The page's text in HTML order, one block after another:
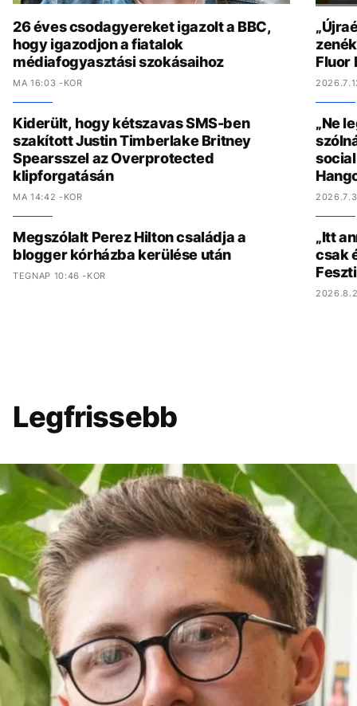
26 éves csodagyereket igazolt a BBC,
hogy igazodjon a fiatalok
médiafogyasztási szokásaihoz
MA 16:03 -KOR
Kiderült, hogy kétszavas SMS-ben
szakított Justin Timberlake Britney
Spearsszel az Overprotected
klipforgatásán
MA 14:42 -KOR
Megszólalt Perez Hilton családja a
blogger kórházba kerülése után
TEGNAP 10:46 -KOR
Fluor
„Ne
„Itt
csak
Legfrissebb